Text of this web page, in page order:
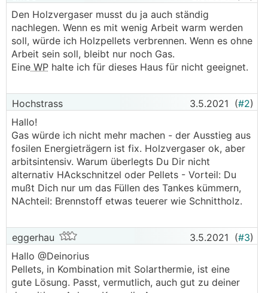
Den Holzvergaser musst du ja auch ständig
nachlegen. Wenn es mit wenig Arbeit warm werden
soll, würde ich Holzpellets verbrennen. Wenn es ohne
Arbeit sein soll, bleibt nur noch Gas.
Eine WP halte ich für dieses Haus für nicht geeignet.
Hochstrass 3.5.2021 (#2)
Hallo!
Gas würde ich nicht mehr machen - der Ausstieg aus
fosilen Energieträgern ist fix. Holzvergaser ok, aber
arbitsintensiv. Warum überlegts Du Dir nicht
alternativ HAckschnitzel oder Pellets - Vorteil: Du
mußt Dich nur um das Füllen des Tankes kümmern,
NAchteil: Brennstoff etwas teuerer wie Schnittholz.
eggerhau 3.5.2021 (#3)
Hallo @Deinorius
Pellets, in Kombination mit Solarthermie, ist eine
gute Lösung. Passt, vermutlich, auch gut zu deiner